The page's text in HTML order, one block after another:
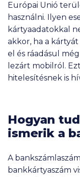
Európai Unió
használni. Ilyen
kártyaadatokkal
akkor, ha a
el és ráadásul
lezárt mobilról.
hitelesítésnek is
Hogyan
ismerik a
A
bankkártyaszám